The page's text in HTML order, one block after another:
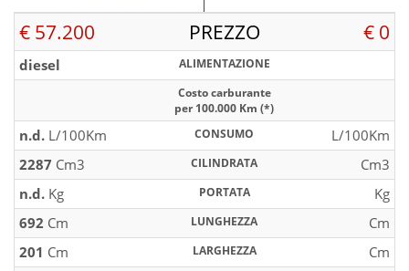
€ 57.200 PREZZO € 0
diesel
ALIMENTAZIONE
Costo carburante
per 100.000 Km (*)
n.d. L/100Km CONSUMO
L/100Km
2287 Cm3 CILINDRATA
Cm3
n.d. Kg PORTATA
Kg
692 Cm LUNGHEZZA
Cm
201 Cm LARGHEZZA
Cm